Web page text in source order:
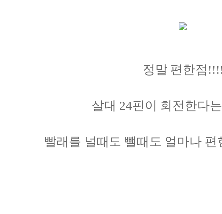
정말 편한점
살대 24핀이 회전한다
빨래를 널때도 뺄때도 얼마나